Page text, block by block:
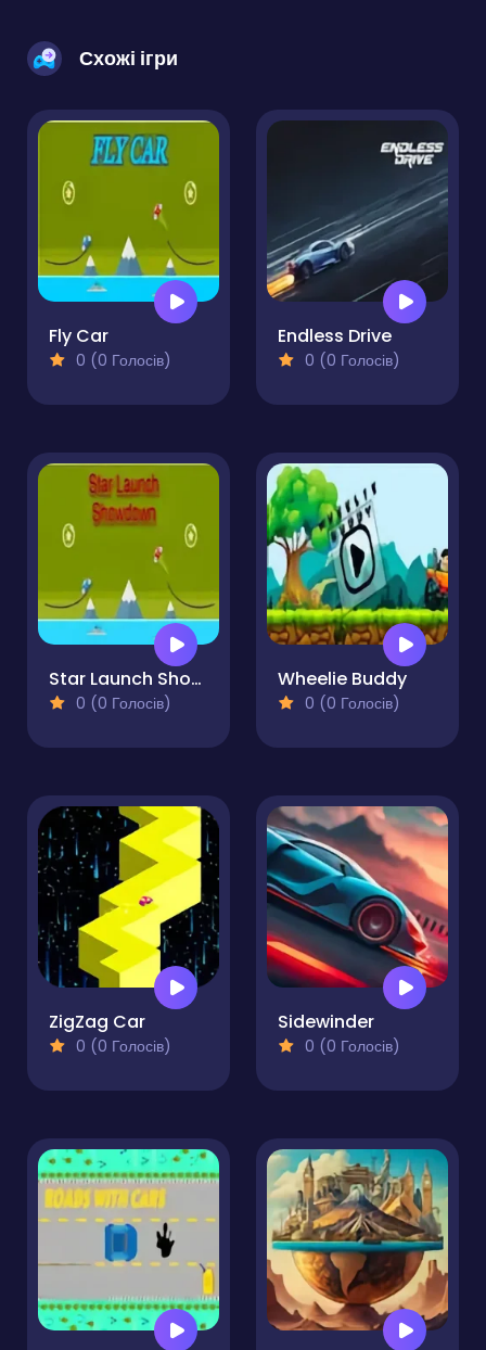
Схожі ігри
Fly Car
0 (0 Голосів)
Endless Drive
0 (0 Голосів)
Star Launch Showdown
0 (0 Голосів)
Wheelie Buddy
0 (0 Голосів)
ZigZag Car
0 (0 Голосів)
Sidewinder
0 (0 Голосів)